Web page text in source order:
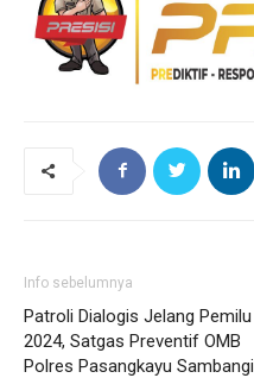
Info sebelumnya
Patroli Dialogis Jelang Pemilu
2024, Satgas Preventif OMB
Polres Pasangkayu Sambangi